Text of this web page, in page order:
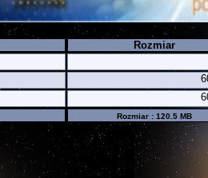
Rozmiar
Rozmiar : 120.5 MB